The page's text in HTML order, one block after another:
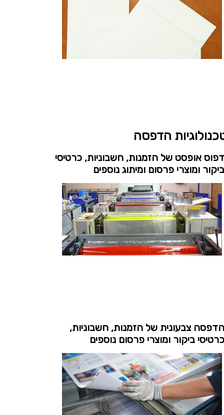
הדפסה
דפוס אופסט של הזמנות, חשבוניות, כרטיסי
ביקור ומוצרי פרסום ומיתוג נוספים
הדפסה צבעונית של הזמנות, חשבוניות,
כרטיסי ביקור ומוצרי פרסום נוספים